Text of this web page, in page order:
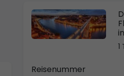
1
Reisenummer